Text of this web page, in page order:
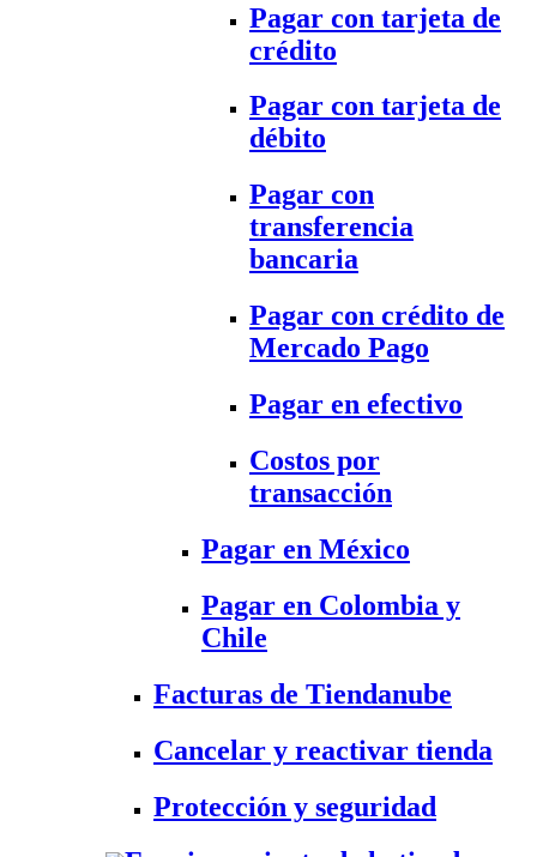
Pagar con tarjeta de
crédito
Pagar con tarjeta de
débito
Pagar con
transferencia
bancaria
Pagar con crédito de
Mercado Pago
Pagar en efectivo
Costos por
transacción
Pagar en México
Pagar en Colombia y
Chile
Facturas de Tiendanube
Cancelar y reactivar tienda
Protección y seguridad